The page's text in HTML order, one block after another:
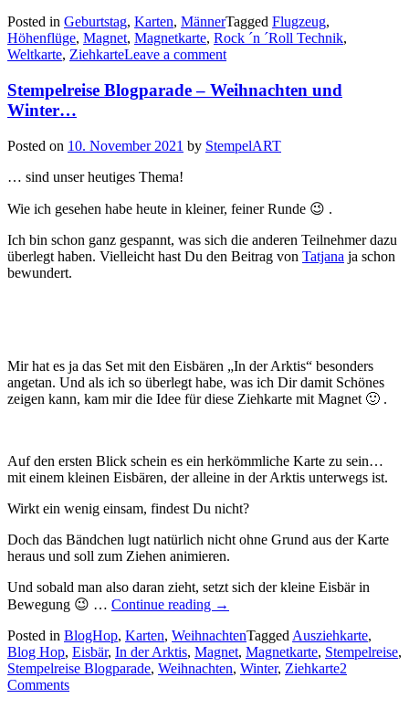
eine
Ziehkarte
mit
Posted in Geburtstag, Karten, MännerTagged Flugzeug,
Höhenflüge, Magnet, Magnetkarte, Rock ´n ´Roll Technik,
Weltkarte, ZiehkarteLeave a comment
Stempelreise Blogparade – Weihnachten und
Winter…
Posted on 10. November 2021 by StempelART
… sind unser heutiges Thema!
Wie ich gesehen habe heute in kleiner, feiner Runde 😉 .
Ich bin schon ganz gespannt, was sich die anderen Teilnehmer dazu
überlegt haben. Vielleicht hast Du den Beitrag von Tatjana ja schon
bewundert.
Mir hat es ja das Set mit den Eisbären „In der Arktis“ besonders
angetan. Und als ich so überlegt habe, was ich Dir damit Schönes
zeigen kann, kam mir die Idee für diese Ziehkarte mit Magnet 🙂 .
Auf den ersten Blick schein es ein herkömmliche Karte zu sein…
mit einem kleinen Eisbären, der alleine in der Arktis unterwegs ist.
Wirkt ein wenig einsam, findest Du nicht?
Doch das Bändchen lugt natürlich nicht ohne Grund aus der Karte
heraus und soll zum Ziehen animieren.
Und sobald man also daran zieht, setzt sich der kleine Eisbär in
Bewegung 😉 … Continue reading
„Stempelreise
–
Weihnachten
und
→
Posted in BlogHop, Karten, WeihnachtenTagged Ausziehkarte,
Blog Hop, Eisbär, In der Arktis, Magnet, Magnetkarte, Stempelreise,
Stempelreise Blogparade, Weihnachten, Winter, Ziehkarte2
Comments